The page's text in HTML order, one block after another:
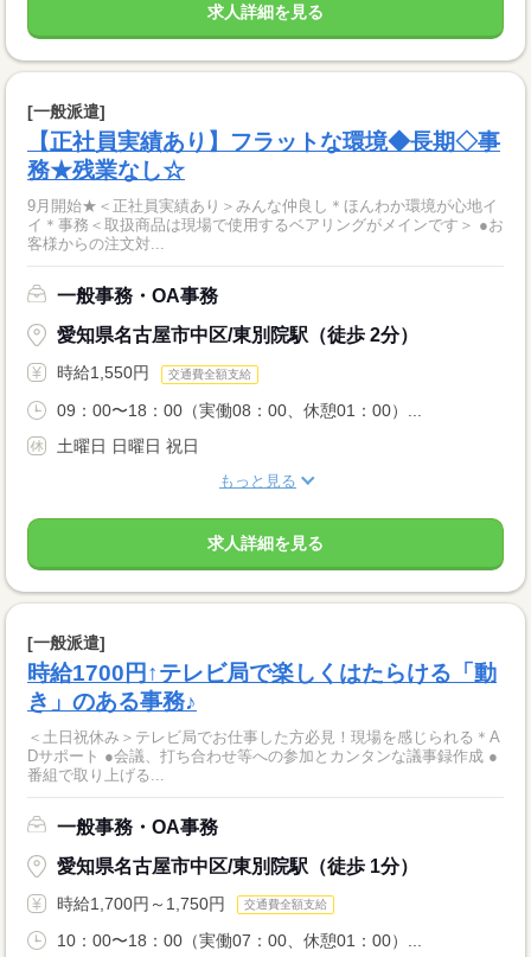
求人詳細を見る
[一般派遣]
【正社員実績あり】フラットな環境◆長期◇事
務★残業なし☆
9月開始★＜正社員実績あり＞みんな仲良し＊ほんわか環境が心地イ
イ＊事務＜取扱商品は現場で使用するベアリングがメインです＞ ●お
客様からの注文対...
一般事務・OA事務
愛知県名古屋市中区/東別院駅（徒歩 2分）
時給1,550円 交通費全額支給
09：00〜18：00（実働08：00、休憩01：00）...
土曜日 日曜日 祝日
もっと見る
求人詳細を見る
[一般派遣]
時給1700円↑テレビ局で楽しくはたらける「動
き」のある事務♪
＜土日祝休み＞テレビ局でお仕事した方必見！現場を感じられる＊A
Dサポート ●会議、打ち合わせ等への参加とカンタンな議事録作成 ●
番組で取り上げる...
一般事務・OA事務
愛知県名古屋市中区/東別院駅（徒歩 1分）
時給1,700円～1,750円 交通費全額支給
10：00〜18：00（実働07：00、休憩01：00）...